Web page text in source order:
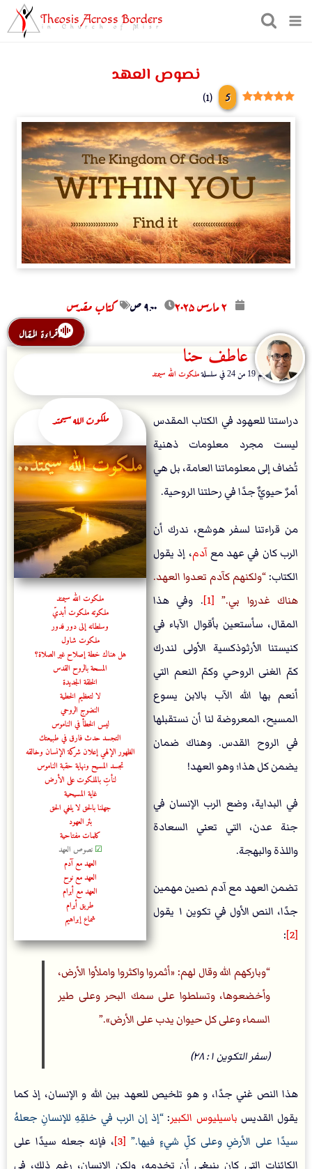
Theosis Across Borders
in Church of Misr
نصوص العهد
5
(
1
)
۲ مارس ۲۰۲۵ ۹:۰۰ ص كتاب مقدس
قراءة المقال
عاطف حنا
المقال رقم 19 من 24 في سلسلة ملكوت الله سيمتد
ملكوت الله سيمتد
ملكوت الله سيمتد
ملكوته ملكوت أبديّ
وسلطانه إلى دور فدور
ملكوت شاول
هل هناك خطة إصلاح غير الصلاة؟
المسحة بالروح القدس
الخلقة الجديدة
لا لتعظيم الخطية
النضوج الروحي
ليس الخطأ في الناموس
التجسد حدث فارق في طبيعتك
الظهور الإلهي إعلان شركة الإنسان وخالقه
تجسد المسيح ونهاية حقبة الناموس
لنأتِ بالملكوت على الأرض
غاية المسيحية
جهلنا بالحق لا يلغي الحق
بئر العهود
كلمات مفتاحية
☑ نصوص العهد
العهد مع آدم
العهد مع نوح
العهد مع أبرام
طريق أبرام
شماع إبراهيم
دراستنا للعهود في الكتاب المقدس
ليست مجرد معلومات ذهنية
تُضاف إلى معلوماتنا العامة، بل هي
أمرٌ حيويٌّ جدًا في رحلتنا الروحية.
من قراءتنا لسفر هوشع، ندرك أن
الرب كان في عهد معآدم، إذ يقول
الكتاب: ولكنهم كآدم تعدوا العهد.
هناك غدروا بي.
[1] . وفي هذا
المقال، سأستعين بأقوال الآباء في
كنيستنا الأرثوذكسية الأولى لندرك
كمّ الغنى الروحي وكمّ النعم التي
أنعم بها الله الآب بالابن يسوع
المسيح، المعروضة لنا أن نستقبلها
في الروح القدس. وهناك ضمان
يضمن كل هذا؛ وهو العهد!
في البداية، وضع الرب الإنسان في
جنة عدن، التي تعني السعادة
واللذة والبهجة.
تضمن العهد مع آدم نصين مهمين
جدًا، النص الأول في تكوين ١ يقول
[2]
:
وباركهم الله وقال لهم: «أثمروا واكثروا واملأوا الأرض،
وأخضعوها، وتسلطوا على سمك البحر وعلى طير
السماء وعلى كل حيوان يدب على الأرض».
(سفر التكوين ١: ٢٨)
هذا النص غني جدًا، و هو تلخيص للعهد بين الله و الإنسان، إذ كما
يقول القديس باسيليوس الكبير: إذ إن الرب في خلقِهِ للإنسانِ جعلهُ
سيدًا على الأرضِ وعلى كلِّ شيءٍ فيها.
[3] ، فإنه جعله سيدًا على
الكائنات التي كان ينبغي أن تخدمه، ولكن الإنسان، رغم ذلك، في